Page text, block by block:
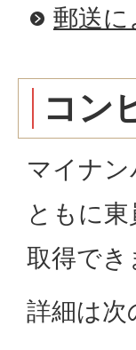
郵送に
コン
マイナ
ともに
取得でき
詳細は